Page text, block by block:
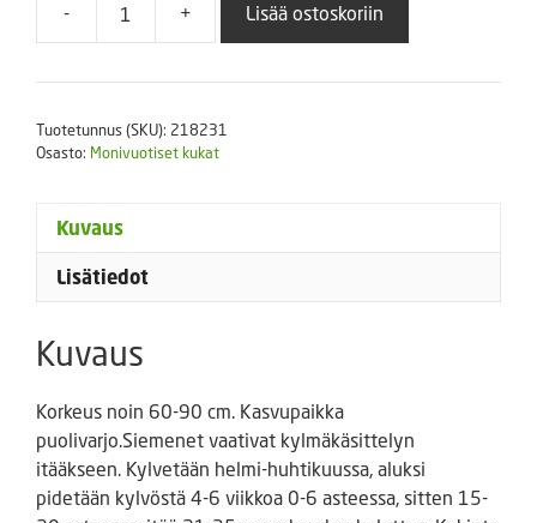
-
Sinivaleunikko
Violet'
+ Lisää ostoskoriin
Tuotetunnus (SKU): 218231
Osasto: Monivuotiset kukat
Kuvaus
Lisätiedot
Kuvaus
Korkeus noin 60-90 cm. Kasvupaikka
puolivarjo.Siemenet vaativat kylmäkäsittelyn
itääkseen. Kylvetään helmi-huhtikuussa, aluksi
pidetään kylvöstä 4-6 viikkoa 0-6 asteessa, sitten 15-